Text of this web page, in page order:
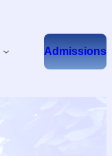
Admissions